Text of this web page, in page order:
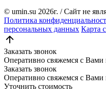
© umin.su 2026г. /Сайт не
Политика
персональных данных Карта
Заказать звонок
Оперативно свяжемся с Вами
Заказать звонок
Оперативно свяжемся с Вами
Уточнить стоимость